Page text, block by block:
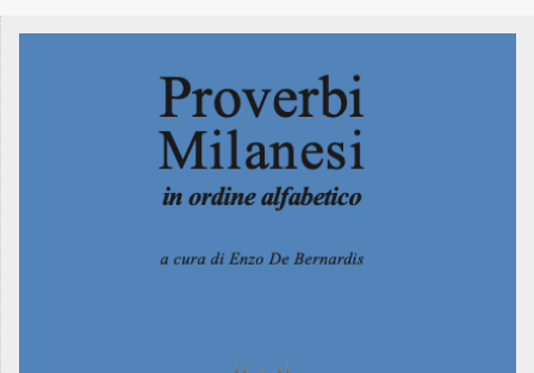
www.viveremilano.info
Fondato e diretto da Enzo De
EDB edizioni - Via Brivio angolo C.
Imbonati, 89 20159 Milano (Italia)